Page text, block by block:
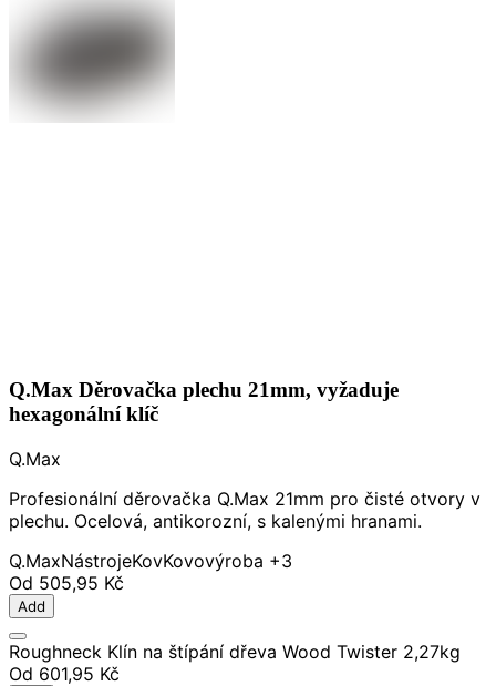
Q.Max Děrovačka plechu 21mm, vyžaduje
hexagonální klíč
Q.Max
Profesionální děrovačka Q.Max 21mm pro čisté otvory v
plechu. Ocelová, antikorozní, s kalenými hranami.
Q.MaxNástrojeKovKovovýroba +3
Od 505,95 Kč
Add
Roughneck Klín na štípání dřeva Wood Twister 2,27kg
Od 601,95 Kč